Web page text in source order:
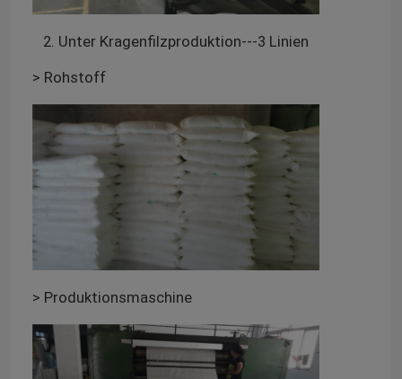
2. Unter Kragenfilzproduktion---3 Linien
> Rohstoff
> Produktionsmaschine